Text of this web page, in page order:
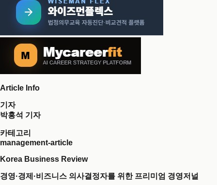
Article Info
기자
박홍석 기자
카테고리
management-article
Korea Business Review
경영·경제·비즈니스 의사결정자를 위한 프리미엄 경영저널